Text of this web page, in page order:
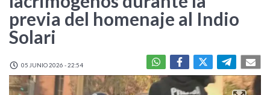
previa del homenaje al Indio
Solari
05 JUNIO 2026 - 22:54